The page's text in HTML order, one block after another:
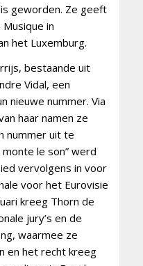
geworden. Ze geeft
in
het Luxemburg.
bestaande uit
Vidal, een
nieuwe nummer. Via
haar namen ze
nummer uit te
le son” werd
vervolgens in voor
voor het Eurovisie
kreeg Thorn de
jury’s en de
waarmee ze
en het recht kreeg